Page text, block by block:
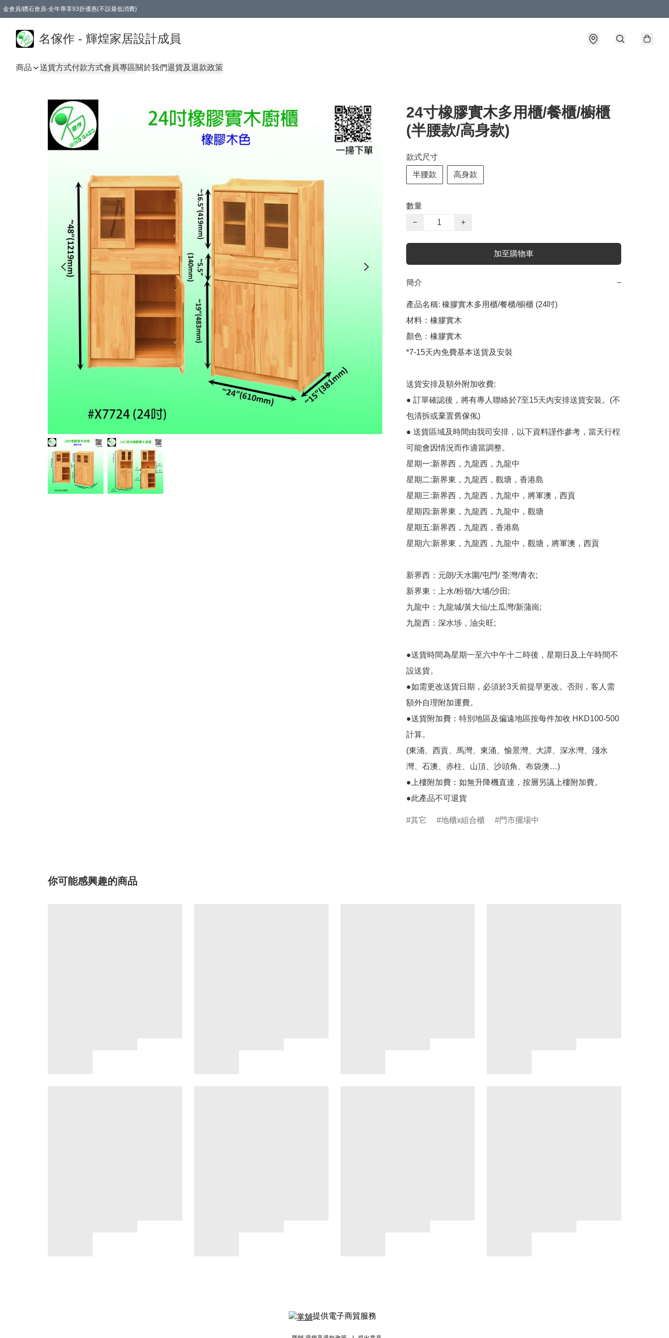
金會員/鑽石會員-全年專享93折優惠(不設最低消費)
名傢作 - 輝煌家居設計成員
商品 送貨方式付款方式會員專區關於我們退貨及退款政策
24寸橡膠實木多用櫃/餐櫃/櫥櫃
(半腰款/高身款)
款式尺寸
半腰款 高身款
數量
−
+
加至購物車
簡介 −
產品名稱: 橡膠實木多用櫃/餐櫃/櫥櫃 (24吋)
材料：橡膠實木
顏色：橡膠實木
*7-15天內免費基本送貨及安裝
送貨安排及額外附加收費:
● 訂單確認後，將有專人聯絡於7至15天內安排送貨安裝。(不
包清拆或棄置舊傢俬)
● 送貨區域及時間由我司安排，以下資料謹作參考，當天行桯
可能會因情況而作適當調整。
星期一:新界西，九龍西，九龍中
星期二:新界東，九龍西，觀塘，香港島
星期三:新界西，九龍西，九龍中，將軍澳，西貢
星期四:新界東，九龍西，九龍中，觀塘
星期五:新界西，九龍西，香港島
星期六:新界東，九龍西，九龍中，觀塘，將軍澳，西貢
新界西：元朗/天水圍/屯門/ 荃灣/青衣;
新界東：上水/粉嶺/大埔/沙田;
九龍中：九龍城/黃大仙/土瓜灣/新蒲崗;
九龍西：深水埗，油尖旺;
●送貨時間為星期一至六中午十二時後，星期日及上午時間不
設送貨。
●如需更改送貨日期，必須於3天前提早更改。否則，客人需
額外自理附加運費。
●送貨附加費：特別地區及偏遠地區按每件加收 HKD100-500
計算。
(東涌、西貢、馬灣、東涌、愉景灣、大譚、深水灣、淺水
灣、石澳、赤柱、山頂、沙頭角、布袋澳…)
●上樓附加費：如無升降機直達，按層另議上樓附加費。
●此產品不可退貨
其它 地櫃x組合櫃 門市擺場中
你可能感興趣的商品
提供電子商貿服務